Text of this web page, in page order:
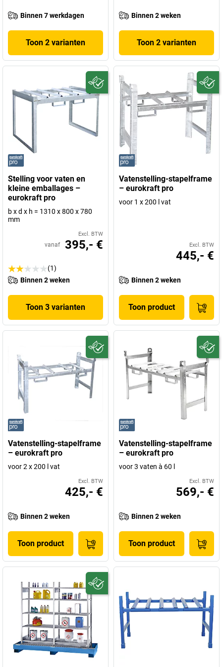
Binnen 7 werkdagen
Toon 2 varianten
Binnen 2 weken
Toon 2 varianten
Stelling voor vaten en
kleine emballages –
eurokraft pro
b x d x h = 1310 x 800 x 780
mm
Excl. BTW
vanaf 395,- €
(1)
Binnen 2 weken
Toon 3 varianten
Vatenstelling-stapelframe
– eurokraft pro
voor 1 x 200 l vat
Excl. BTW
445,- €
Binnen 2 weken
Toon product
Vatenstelling-stapelframe
– eurokraft pro
voor 2 x 200 l vat
Excl. BTW
425,- €
Binnen 2 weken
Toon product
Vatenstelling-stapelframe
– eurokraft pro
voor 3 vaten à 60 l
Excl. BTW
569,- €
Binnen 2 weken
Toon product